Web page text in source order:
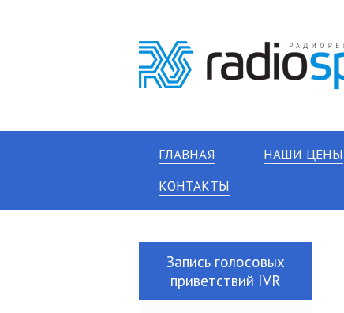
ГЛАВНАЯ НАШИ ЦЕНЫ
КОНТАКТЫ
Запись голосовых
приветствий IVR